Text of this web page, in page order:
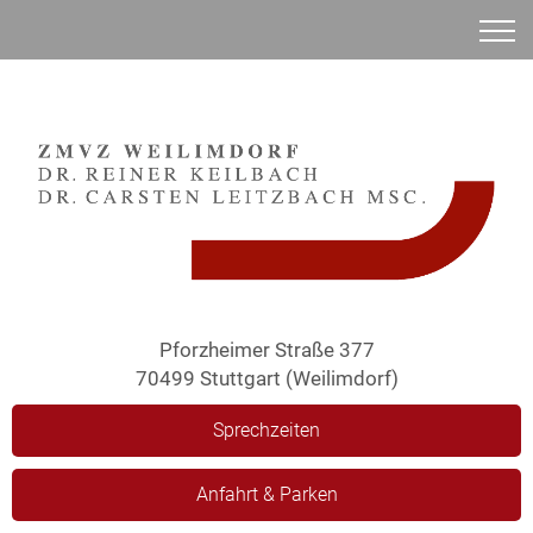
Pforzheimer Straße 377
70499 Stuttgart (Weilimdorf)
Sprechzeiten
Anfahrt & Parken